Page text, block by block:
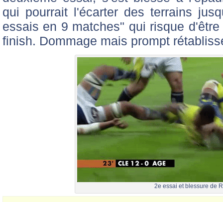
qui pourrait l'écarter des terrains
essais en 9 matches" qui risque
finish. Dommage mais prompt
2e essai et blessure de